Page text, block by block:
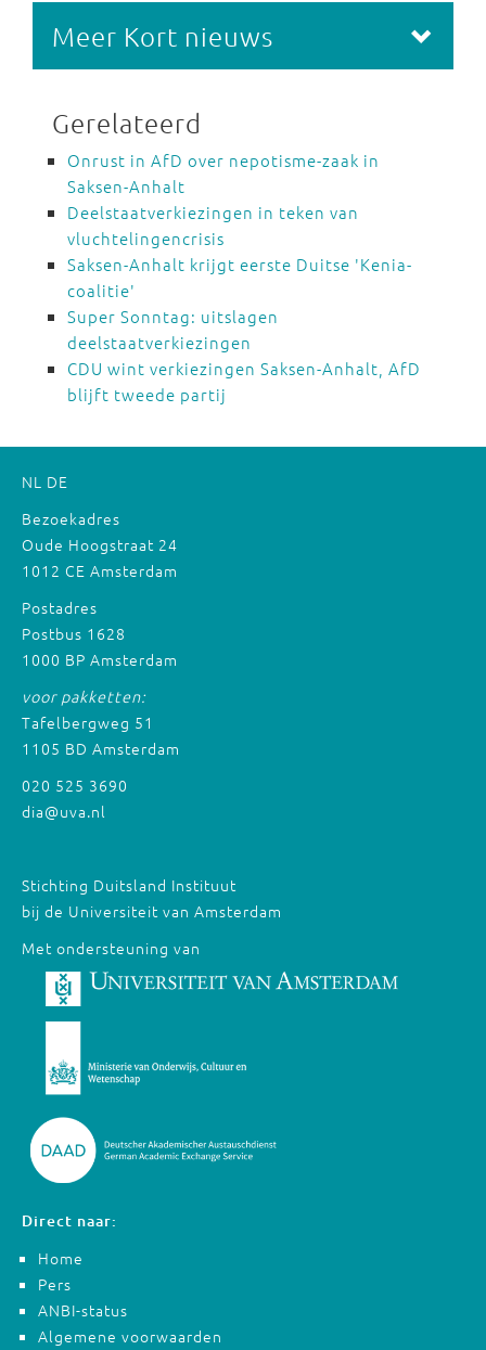
Meer Kort nieuws
Gerelateerd
Onrust in AfD over nepotisme-zaak in
Saksen-Anhalt
Deelstaatverkiezingen in teken van
vluchtelingencrisis
Saksen-Anhalt krijgt eerste Duitse 'Kenia-
coalitie'
Super Sonntag: uitslagen
deelstaatverkiezingen
CDU wint verkiezingen Saksen-Anhalt, AfD
blijft tweede partij
NL DE
Bezoekadres
Oude Hoogstraat 24
1012 CE Amsterdam
Postadres
Postbus 1628
1000 BP Amsterdam
voor pakketten:
Tafelbergweg 51
1105 BD Amsterdam
020 525 3690
dia@uva.nl
Stichting Duitsland Instituut
bij de Universiteit van Amsterdam
Met ondersteuning van
Direct naar:
Home
Pers
ANBI-status
Algemene voorwaarden